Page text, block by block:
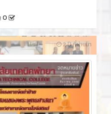
0
2 ปี ที่ผ่านมา